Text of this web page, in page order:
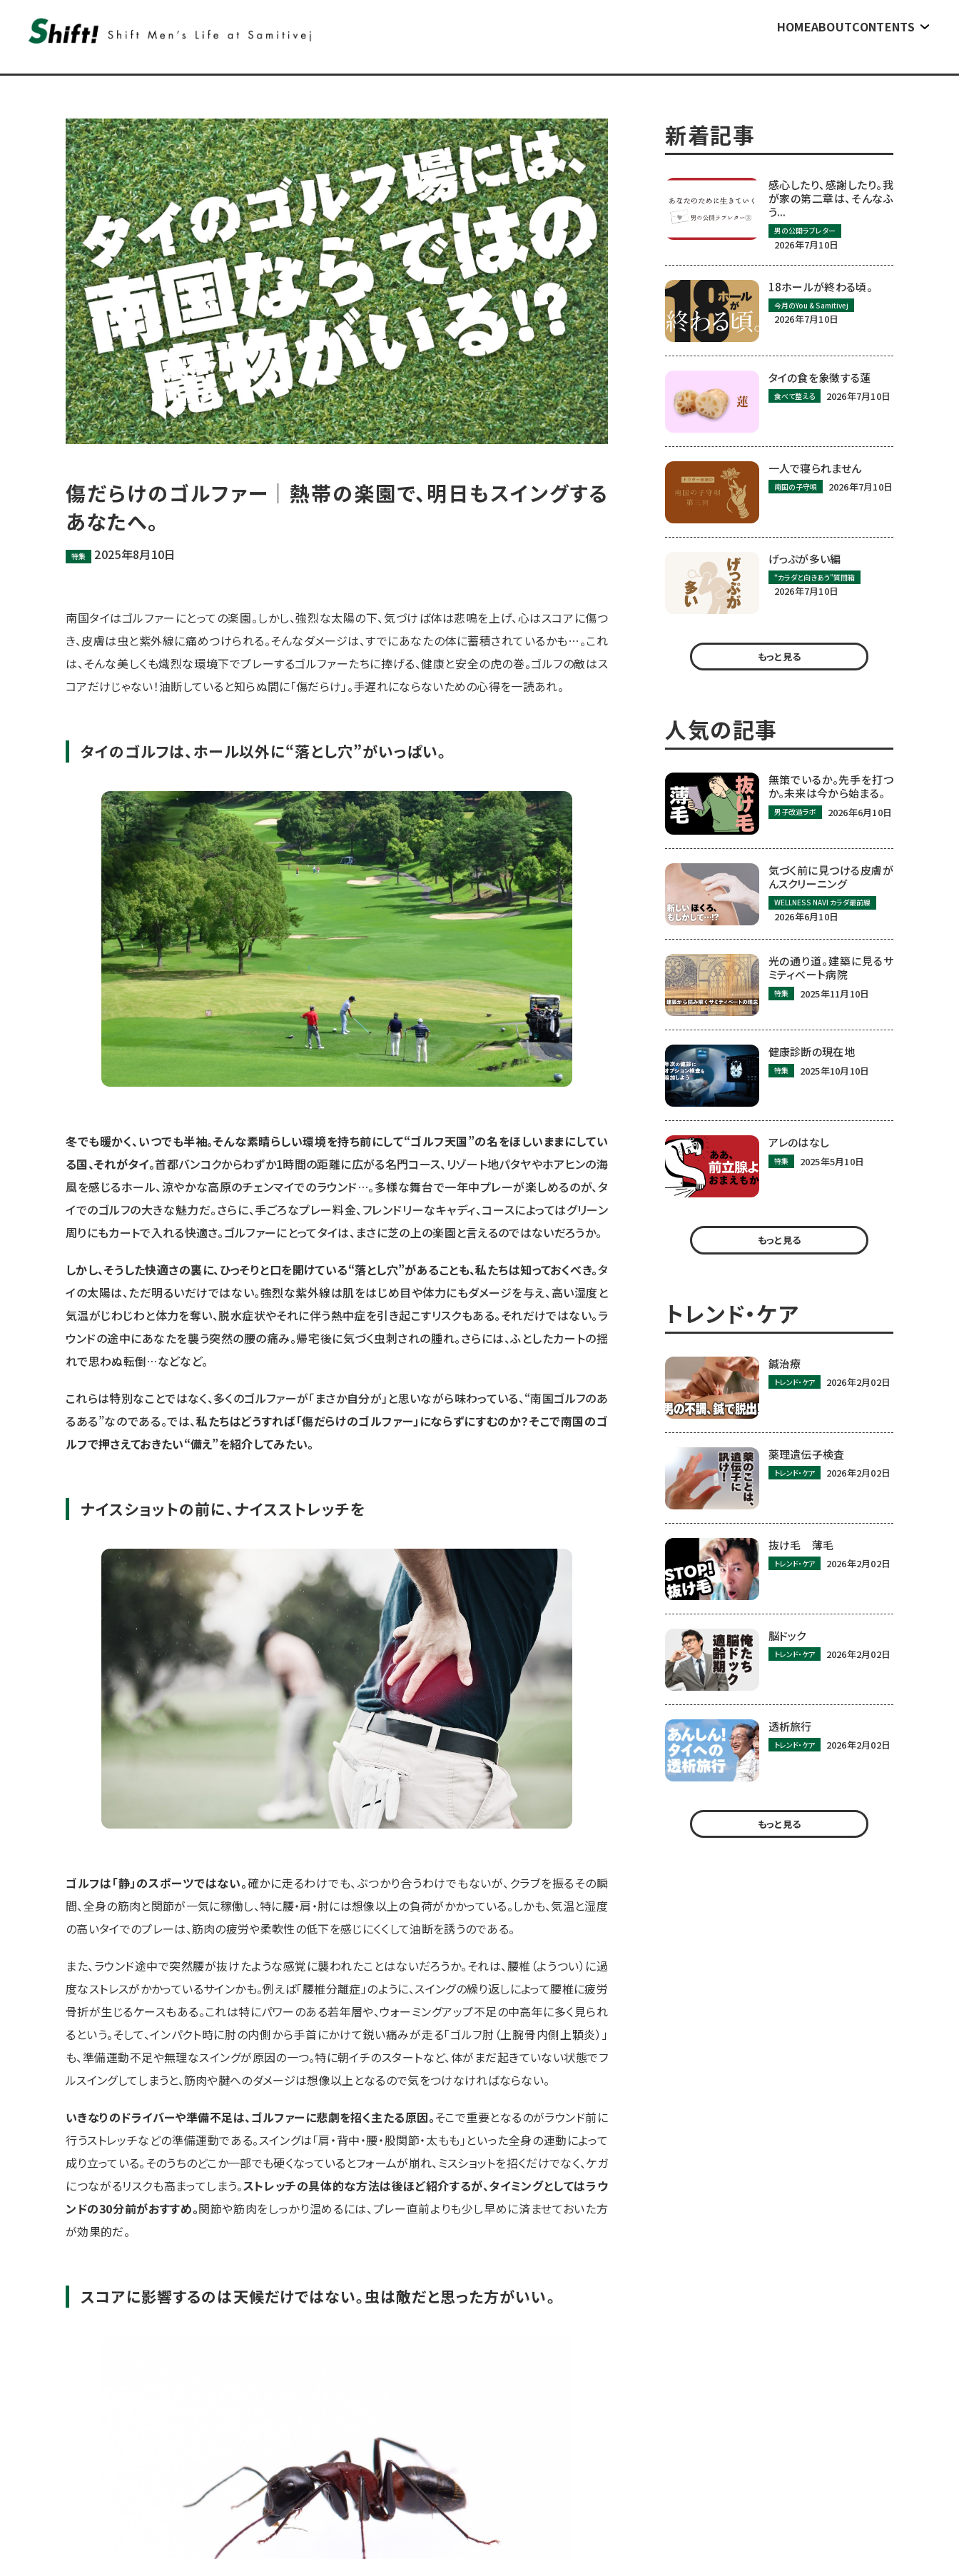
HOMEABOUTCONTENTS
傷だらけのゴルファー｜熱帯の楽園で、明日もスイングする
あなたへ。
特集 2025年8月10日
南国タイはゴルファーにとっての楽園。しかし、強烈な太陽の下、気づけば体は悲鳴を上げ、心はスコアに傷つ
き、皮膚は虫と紫外線に痛めつけられる。そんなダメージは、すでにあなたの体に蓄積されているかも…。これ
は、そんな美しくも熾烈な環境下でプレーするゴルファーたちに捧げる、健康と安全の虎の巻。ゴルフの敵はス
コアだけじゃない！油断していると知らぬ間に「傷だらけ」。手遅れにならないための心得を一読あれ。
タイのゴルフは、ホール以外に“落とし穴”がいっぱい。
冬でも暖かく、いつでも半袖。そんな素晴らしい環境を持ち前にして“ゴルフ天国”の名をほしいままにしてい
る国、それがタイ。首都バンコクからわずか1時間の距離に広がる名門コース、リゾート地パタヤやホアヒンの海
風を感じるホール、涼やかな高原のチェンマイでのラウンド…。多様な舞台で一年中プレーが楽しめるのが、タ
イでのゴルフの大きな魅力だ。さらに、手ごろなプレー料金、フレンドリーなキャディ、コースによってはグリーン
周りにもカートで入れる快適さ。ゴルファーにとってタイは、まさに芝の上の楽園と言えるのではないだろうか。
しかし、そうした快適さの裏に、ひっそりと口を開けている“落とし穴”があることも、私たちは知っておくべき。タ
イの太陽は、ただ明るいだけではない。強烈な紫外線は肌をはじめ目や体力にもダメージを与え、高い湿度と
気温がじわじわと体力を奪い、脱水症状やそれに伴う熱中症を引き起こすリスクもある。それだけではない。ラ
ウンドの途中にあなたを襲う突然の腰の痛み。帰宅後に気づく虫刺されの腫れ。さらには、ふとしたカートの揺
れで思わぬ転倒…などなど。
これらは特別なことではなく、多くのゴルファーが「まさか自分が」と思いながら味わっている、“南国ゴルフのあ
るある”なのである。では、私たちはどうすれば「傷だらけのゴルファー」にならずにすむのか？そこで南国のゴ
ルフで押さえておきたい“備え”を紹介してみたい。
ナイスショットの前に、ナイスストレッチを
ゴルフは「静」のスポーツではない。確かに走るわけでも、ぶつかり合うわけでもないが、クラブを振るその瞬
間、全身の筋肉と関節が一気に稼働し、特に腰・肩・肘には想像以上の負荷がかかっている。しかも、気温と湿度
の高いタイでのプレーは、筋肉の疲労や柔軟性の低下を感じにくくして油断を誘うのである。
また、ラウンド途中で突然腰が抜けたような感覚に襲われたことはないだろうか。それは、腰椎（ようつい）に過
度なストレスがかかっているサインかも。例えば「腰椎分離症」のように、スイングの繰り返しによって腰椎に疲労
骨折が生じるケースもある。これは特にパワーのある若年層や、ウォーミングアップ不足の中高年に多く見られ
るという。そして、インパクト時に肘の内側から手首にかけて鋭い痛みが走る「ゴルフ肘（上腕骨内側上顆炎）」
も、準備運動不足や無理なスイングが原因の一つ。特に朝イチのスタートなど、体がまだ起きていない状態でフ
ルスイングしてしまうと、筋肉や腱へのダメージは想像以上となるので気をつけなければならない。
いきなりのドライバーや準備不足は、ゴルファーに悲劇を招く主たる原因。そこで重要となるのがラウンド前に
行うストレッチなどの準備運動である。スイングは「肩・背中・腰・股関節・太もも」といった全身の連動によって
成り立っている。そのうちのどこか一部でも硬くなっているとフォームが崩れ、ミスショットを招くだけでなく、ケガ
につながるリスクも高まってしまう。ストレッチの具体的な方法は後ほど紹介するが、タイミングとしてはラウ
ンドの30分前がおすすめ。関節や筋肉をしっかり温めるには、プレー直前よりも少し早めに済ませておいた方
が効果的だ。
スコアに影響するのは天候だけではない。虫は敵だと思った方がいい。
新着記事
感心したり、感謝したり。我
が家の第二章は、そんなふ
う...
男の公開ラブレター
2026年7月10日
18ホールが終わる頃。
今月のYou & Samitivej
2026年7月10日
タイの食を象徴する蓮
食べて整える 2026年7月10日
一人で寝られません
南国の子守唄 2026年7月10日
げっぷが多い編
“カラダと向きあう”質問箱
2026年7月10日
もっと見る
人気の記事
無策でいるか。先手を打つ
か。未来は今から始まる。
男子改造ラボ 2026年6月10日
気づく前に見つける皮膚が
んスクリーニング
WELLNESS NAVI カラダ最前線
2026年6月10日
光の通り道。建築に見るサ
ミティベート病院
特集 2025年11月10日
健康診断の現在地
特集 2025年10月10日
アレのはなし
特集 2025年5月10日
もっと見る
トレンド・ケア
鍼治療
トレンド・ケア 2026年2月02日
薬理遺伝子検査
トレンド・ケア 2026年2月02日
抜け毛 薄毛
トレンド・ケア 2026年2月02日
脳ドック
トレンド・ケア 2026年2月02日
透析旅行
トレンド・ケア 2026年2月02日
もっと見る